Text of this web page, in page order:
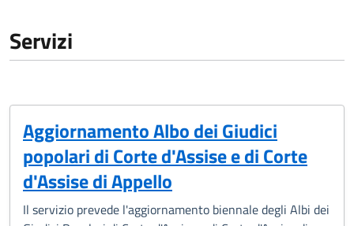
Servizi
Aggiornamento Albo dei Giudici
popolari di Corte d'Assise e di Corte
d'Assise di Appello
Il servizio prevede l'aggiornamento biennale degli Albi dei